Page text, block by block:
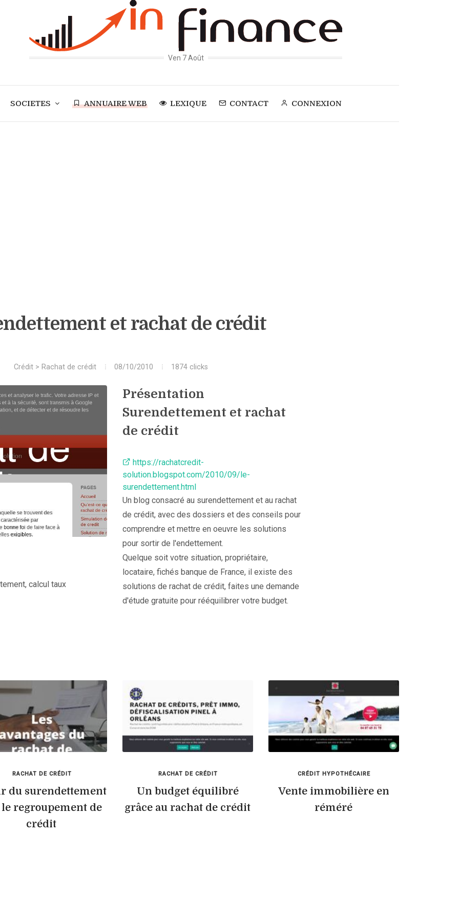
Ven 7 Août
SOCIETES ANNUAIRE WEB LEXIQUE CONTACT CONNEXION
et rachat de crédit
Crédit > Rachat de crédit 08/10/2010 1874 clicks
calcul taux
Présentation
Surendettement et rachat
de crédit
https://rachatcredit-
solution.blogspot.com/2010/09/le-
surendettement.html
Un blog consacré au surendettement et au rachat
de crédit, avec des dossiers et des conseils pour
comprendre et mettre en oeuvre les solutions
pour sortir de l'endettement.
Quelque soit votre situation, propriétaire,
locataire, fichés banque de France, il existe des
solutions de rachat de crédit, faites une demande
d'étude gratuite pour rééquilibrer votre budget.
RACHAT DE CRÉDIT
du surendettement
regroupement de
crédit
RACHAT DE CRÉDIT
Un budget équilibré
grâce au rachat de crédit
CRÉDIT HYPOTHÉCAIRE
Vente immobilière en
réméré